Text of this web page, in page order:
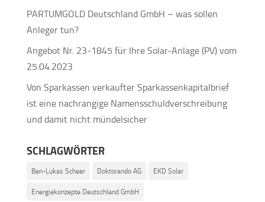
PARTUMGOLD Deutschland GmbH – was sollen
Anleger tun?
Angebot Nr. 23-1845 für Ihre Solar-Anlage (PV) vom
25.04.2023
Von Sparkassen verkaufter Sparkassenkapitalbrief
ist eine nachrangige Namensschuldverschreibung
und damit nicht mündelsicher
SCHLAGWÖRTER
Ben-Lukas Scheer Doktorando AG EKD Solar
Energiekonzepte Deutschland GmbH